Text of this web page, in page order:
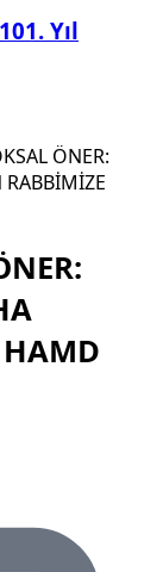
Yıl
ÖNER:
RABBİMİZE